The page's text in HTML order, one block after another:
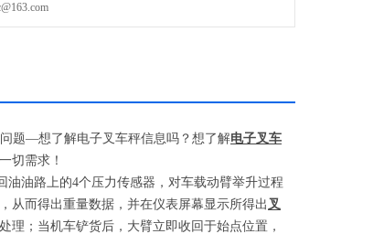
题—想了解电子叉车秤信息吗？想了解电子叉车
切需求！
油油路上的4个压力传感器，对车载动臂举升过程
从而得出重量数据，并在仪表屏幕显示所得出 叉
；当机车铲货后，大臂立即收回于始点位置，